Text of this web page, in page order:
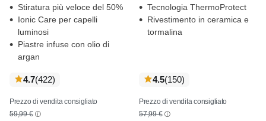
Stiratura più veloce del 50%
Ionic Care per capelli
luminosi
Piastre infuse con olio di
argan
4.7(422recensioni
)
Prezzo di vendita consigliato
59,99 €
Tecnologia ThermoProtect
Rivestimento in ceramica e
tormalina
4.5(150recensioni
)
Prezzo di vendita consigliato
57,99 €